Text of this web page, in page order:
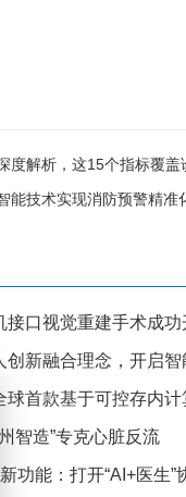
度解析，这15个指标覆盖
能技术实现消防预警精准
口视觉重建手术成功
新融合理念，开启
首款基于可控存内
智造”专克心脏反流
功能：打开“AI+医生”